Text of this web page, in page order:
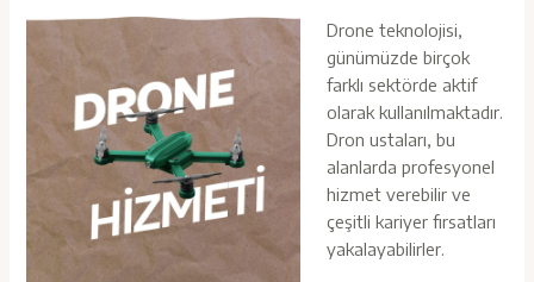
Drone teknolojisi,
günümüzde birçok
farklı sektörde aktif
olarak kullanılmaktadır.
Dron ustaları, bu
alanlarda profesyonel
hizmet verebilir ve
çeşitli kariyer fırsatları
yakalayabilirler.